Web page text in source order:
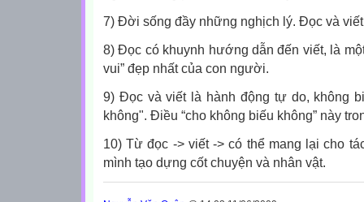
7) Đời sống đầy những nghịch lý. Đọc và
8) Đọc có khuynh hướng dẫn đến viết, là
vui” đẹp nhất của con người.
9) Đọc và viết là hành động tự do, không
không". Điều “cho không biếu không” này
10) Từ đọc -> viết -> có thể mang lại cho
mình tạo dựng cốt chuyện và nhân vật.